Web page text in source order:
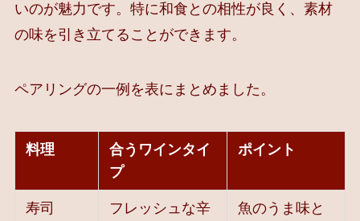
いのが魅力です。特に和食との相性が良く、素材
の味を引き立てることができます。
ペアリングの一例を表にまとめました。
料理
合うワインタイ
プ
ポイント
寿司
フレッシュな辛
魚のうま味と